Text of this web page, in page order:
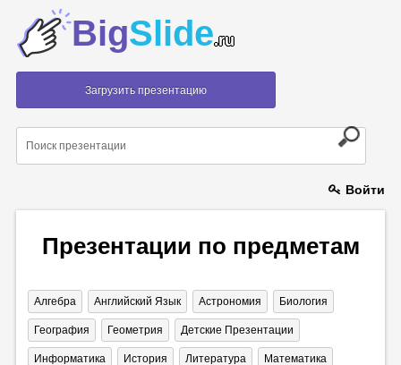
BigSlide.ru
Загрузить презентацию
Войти
Презентации по предметам
Алгебра Английский Язык Астрономия Биология
География Геометрия Детские Презентации
Информатика История Литература Математика